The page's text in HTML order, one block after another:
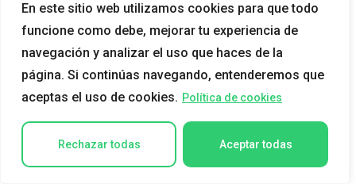
En este sitio web utilizamos cookies para que todo
funcione como debe, mejorar tu experiencia de
navegación y analizar el uso que haces de la
página. Si continúas navegando, entenderemos que
aceptas el uso de cookies. Política de cookies
Rechazar todas Aceptar todas
2.19Reescribe el texto usando voz pasiva
2.20Cuestionario: Objetivos didácticos – Unidad 2
3. Oraciones de relativo definidas y no definidas
Completa las frases